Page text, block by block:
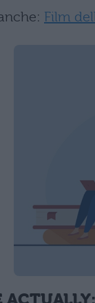
Film